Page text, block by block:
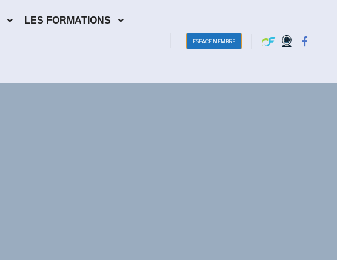
LES FORMATIONS
ESPACE MEMBRE